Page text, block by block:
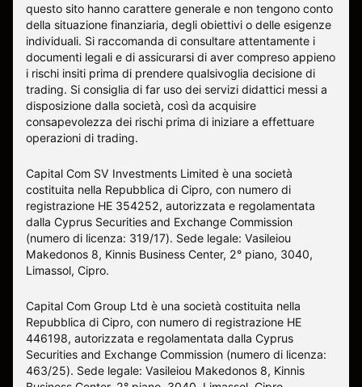
questo sito hanno carattere generale e non tengono conto
della situazione finanziaria, degli obiettivi o delle esigenze
individuali. Si raccomanda di consultare attentamente i
documenti legali e di assicurarsi di aver compreso appieno
i rischi insiti prima di prendere qualsivoglia decisione di
trading. Si consiglia di far uso dei servizi didattici messi a
disposizione dalla società, così da acquisire
consapevolezza dei rischi prima di iniziare a effettuare
operazioni di trading.
Capital Com SV Investments Limited è una società
costituita nella Repubblica di Cipro, con numero di
registrazione HE 354252, autorizzata e regolamentata
dalla Cyprus Securities and Exchange Commission
(numero di licenza: 319/17). Sede legale: Vasileiou
Makedonos 8, Kinnis Business Center, 2° piano, 3040,
Limassol, Cipro.
Capital Com Group Ltd è una società costituita nella
Repubblica di Cipro, con numero di registrazione ΗΕ
446198, autorizzata e regolamentata dalla Cyprus
Securities and Exchange Commission (numero di licenza:
463/25). Sede legale: Vasileiou Makedonos 8, Kinnis